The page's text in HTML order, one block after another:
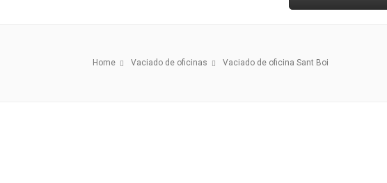
Home Vaciado de oficinas Vaciado de oficina Sant Boi